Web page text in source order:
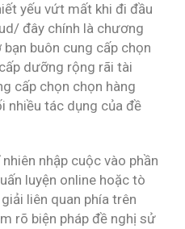
yếu vứt mất khi đi đầu
đây chính là chương
buôn cung cấp chọn
dưỡng rộng rãi tài
cấp chọn chọn hàng
nhiều tác dụng của đề
nhập cuộc vào phần
luyện online hoặc tò
liên quan phía trên
rõ biện pháp đề nghị sử